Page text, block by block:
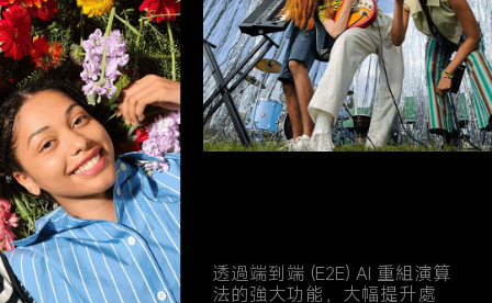
透過端到端 (E2E) AI 重組演算
法的強大功能，大幅提升處